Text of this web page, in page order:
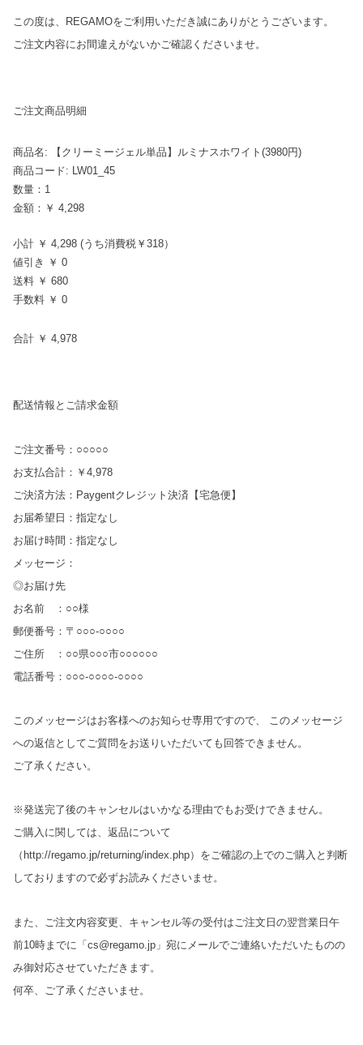
この度は、REGAMOをご利用いただき誠にありがとうございます。
ご注文内容にお間違えがないかご確認くださいませ。
ご注文商品明細
商品名: 【クリーミージェル単品】ルミナスホワイト(3980円)
商品コード: LW01_45
数量：1
金額：￥ 4,298
小計 ￥ 4,298 (うち消費税￥318）
値引き ￥ 0
送料 ￥ 680
手数料 ￥ 0
合計 ￥ 4,978
配送情報とご請求金額
ご注文番号：○○○○○
お支払合計：￥4,978
ご決済方法：Paygentクレジット決済【宅急便】
お届希望日：指定なし
お届け時間：指定なし
メッセージ：
◎お届け先
お名前 ：○○様
郵便番号：〒○○○-○○○○
ご住所 ：○○県○○○市○○○○○○
電話番号：○○○-○○○○-○○○○
このメッセージはお客様へのお知らせ専用ですので、 このメッセージ
への返信としてご質問をお送りいただいても回答できません。
ご了承ください。
※発送完了後のキャンセルはいかなる理由でもお受けできません。
ご購入に関しては、返品について
（http://regamo.jp/returning/index.php）をご確認の上でのご購入と判断
しておりますので必ずお読みくださいませ。
また、ご注文内容変更、キャンセル等の受付はご注文日の翌営業日午
前10時までに「cs@regamo.jp」宛にメールでご連絡いただいたものの
み御対応させていただきます。
何卒、ご了承くださいませ。